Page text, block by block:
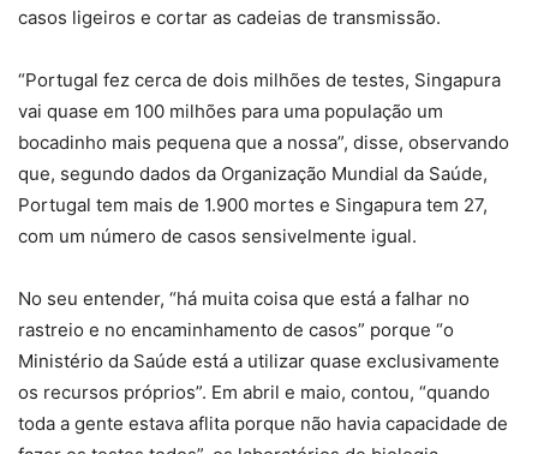
casos ligeiros e cortar as cadeias de transmissão.
“Portugal fez cerca de dois milhões de testes, Singapura
vai quase em 100 milhões para uma população um
bocadinho mais pequena que a nossa”, disse, observando
que, segundo dados da Organização Mundial da Saúde,
Portugal tem mais de 1.900 mortes e Singapura tem 27,
com um número de casos sensivelmente igual.
No seu entender, “há muita coisa que está a falhar no
rastreio e no encaminhamento de casos” porque “o
Ministério da Saúde está a utilizar quase exclusivamente
os recursos próprios”. Em abril e maio, contou, “quando
toda a gente estava aflita porque não havia capacidade de